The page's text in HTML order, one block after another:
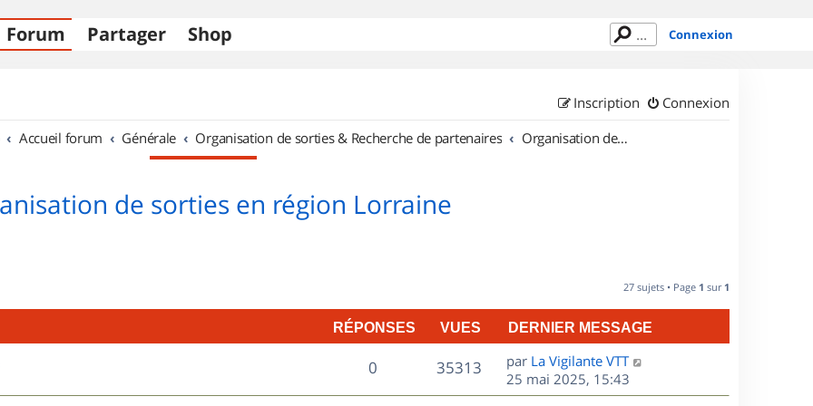
Forum Partager Shop Connexion
Connexion
Inscription
Accueil forum Générale Organisation de sorties & Recherche de partenaires Organisation de sorties en région Lorraine
de sorties en région Lorraine
27 sujets • Page 1 sur 1
RÉPONSES VUES DERNIER MESSAGE
0R
é
35313V
u
D
e
r
par La Vigilante VTT
25 mai 2025, 15:43